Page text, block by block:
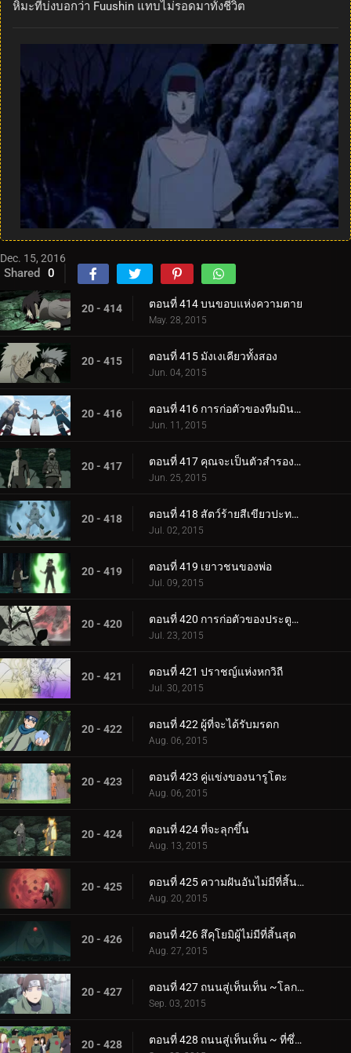
หิมะที่บ่งบอกว่า Fuushin แทบไม่รอดมาทั้งชีวิต
Dec. 15, 2016
Shared 0
20 - 414 ตอนที่ 414 บนขอบแห่งความตาย
May. 28, 2015
20 - 415 ตอนที่ 415 มังเงเคียวทั้งสอง
Jun. 04, 2015
20 - 416 ตอนที่ 416 การก่อตัวของทีมมินาโตะ
Jun. 11, 2015
20 - 417 ตอนที่ 417 คุณจะเป็นตัวสำรองของฉัน
Jun. 25, 2015
20 - 418 ตอนที่ 418 สัตว์ร้ายสีเขียวปะทะมาดาระหกวิถี
Jul. 02, 2015
20 - 419 ตอนที่ 419 เยาวชนของพ่อ
Jul. 09, 2015
20 - 420 ตอนที่ 420 การก่อตัวของประตูด้านในทั้งแปด
Jul. 23, 2015
20 - 421 ตอนที่ 421 ปราชญ์แห่งหกวิถี
Jul. 30, 2015
20 - 422 ตอนที่ 422 ผู้ที่จะได้รับมรดก
Aug. 06, 2015
20 - 423 ตอนที่ 423 คู่แข่งของนารูโตะ
Aug. 06, 2015
20 - 424 ตอนที่ 424 ที่จะลุกขึ้น
Aug. 13, 2015
20 - 425 ตอนที่ 425 ความฝันอันไม่มีที่สิ้นสุด
Aug. 20, 2015
20 - 426 ตอนที่ 426 สึคุโยมิผู้ไม่มีที่สิ้นสุด
Aug. 27, 2015
20 - 427 ตอนที่ 427 ถนนสู่เท็นเท็น ~โลกแห่งความฝัน
Sep. 03, 2015
20 - 428 ตอนที่ 428 ถนนสู่เท็นเท็น ~ ที่ซึ่งเท็นเท็นอยู่